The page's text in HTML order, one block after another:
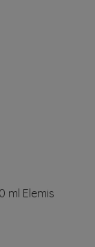
ml Elemis